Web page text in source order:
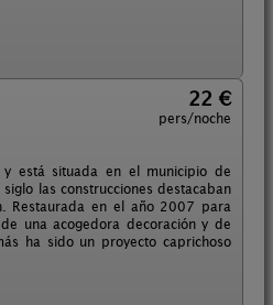
22 €
pers/noche
está situada en el municipio de
las construcciones destacaban
Restaurada en el año 2007 para
una acogedora decoración y de
ha sido un proyecto caprichoso